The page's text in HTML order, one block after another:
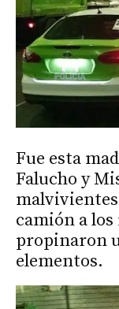
Fue esta
Falucho y
camión a
propinaron
elementos.